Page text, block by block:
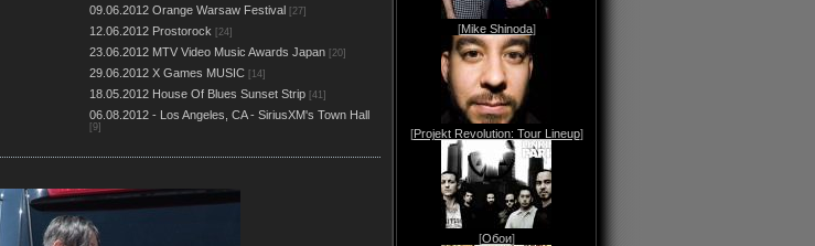
09.06.2012 Orange Warsaw Festival [27]
12.06.2012 Prostorock [24]
23.06.2012 MTV Video Music Awards Japan [20]
29.06.2012 X Games MUSIC [14]
18.05.2012 House Of Blues Sunset Strip [41]
06.08.2012 - Los Angeles, CA - SiriusXM's Town Hall
[9]
[Mike Shinoda]
[Projekt Revolution: Tour Lineup]
[Обои]